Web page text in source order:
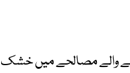
والے مصالحے میں خشک